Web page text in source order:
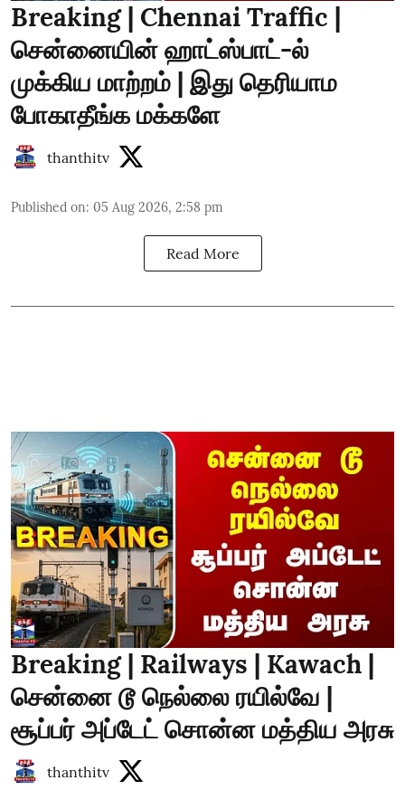
Breaking | Chennai Traffic |
சென்னையின் ஹாட்ஸ்பாட்-ல்
முக்கிய மாற்றம் | இது தெரியாம
போகாதீங்க மக்களே
thanthitv
Published on: 05 Aug 2026, 2:58 pm
Read More
Breaking | Railways | Kawach |
சென்னை டூ நெல்லை ரயில்வே |
சூப்பர் அப்டேட் சொன்ன மத்திய அரசு
thanthitv